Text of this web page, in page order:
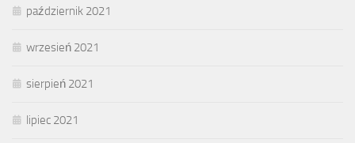
październik 2021
wrzesień 2021
sierpień 2021
lipiec 2021